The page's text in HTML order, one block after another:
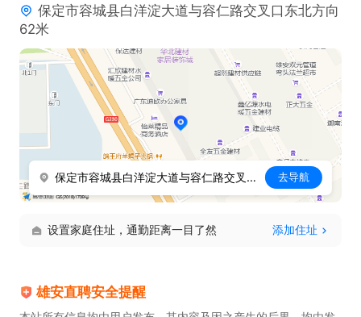
3. 能够熟练操作相关物流设备，如叉车等（如有要
求）。
4. 持有有效的驾驶证（如有配送驾驶要求）。
5. 具备团队协作精神，能与同事默契配合，共同完成
6. 有仓库管理经验者优先考虑，熟悉建材行业者优
先。
保定市容城县白洋淀大道与容仁路交叉口东北方向
62米
保定市容城县白洋淀大道与容仁路交叉口东北方向62米 去导航
设置家庭住址，通勤距离一目了然 添加住址
雄安直聘安全提醒